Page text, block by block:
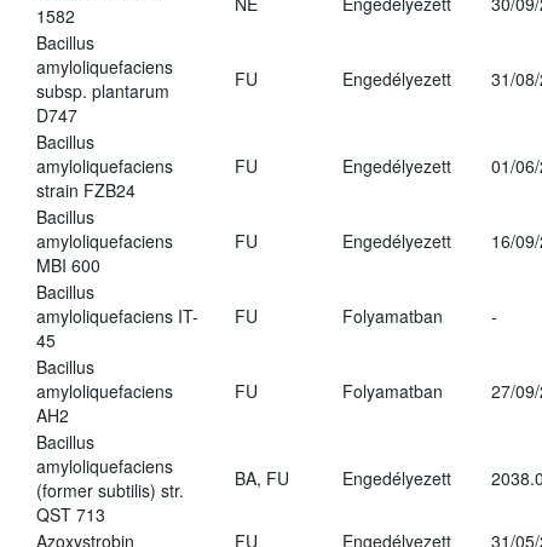
1582
Bacillus
amyloliquefaciens
subsp. plantarum
D747
FU Engedélyezett 31/
Bacillus
amyloliquefaciens
strain FZB24
FU Engedélyezett 01/
Bacillus
amyloliquefaciens
MBI 600
FU Engedélyezett 16/
Bacillus
amyloliquefaciens IT-
45
FU Folyamatban -
Bacillus
amyloliquefaciens
AH2
FU Folyamatban 27/
Bacillus
amyloliquefaciens
(former subtilis) str.
QST 713
BA, FU Engedélyezett
Azoxystrobin FU Engedélyezett
31/